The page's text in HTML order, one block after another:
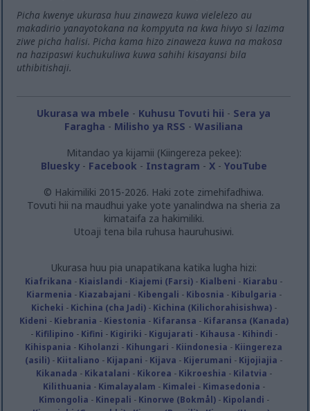
Picha kwenye ukurasa huu zinaweza kuwa vielelezo au
makadirio yanayotokana na kompyuta na kwa hivyo si lazima
ziwe picha halisi. Picha kama hizo zinaweza kuwa na makosa
na hazipaswi kuchukuliwa kuwa sahihi kisayansi bila
uthibitishaji.
Ukurasa wa mbele - Kuhusu Tovuti hii - Sera ya
Faragha - Milisho ya RSS -Wasiliana
Mitandao ya kijamii (Kiingereza pekee):
Bluesky- Facebook - Instagram - X- YouTube
© Hakimiliki 2015-2026. Haki zote zimehifadhiwa.
Tovuti hii na maudhui yake yote yanalindwa na sheria za
kimataifa za hakimiliki.
Utoaji tena bila ruhusa hauruhusiwi.
Ukurasa huu pia unapatikana katika lugha hizi:
Kiafrikana - Kiaislandi - Kiajemi (Farsi) - Kialbeni - Kiarabu -
Kiarmenia - Kiazabajani - Kibengali - Kibosnia - Kibulgaria -
Kicheki - Kichina (cha Jadi)- Kichina (Kilichorahisishwa)-
Kideni - Kiebrania - Kiestonia - Kifaransa - Kifaransa (Kanada)
- Kifilipino - Kifini - Kigiriki - Kigujarati - Kihausa - Kihindi -
Kihispania - Kiholanzi - Kihungari - Kiindonesia - Kiingereza
(asili) - Kiitaliano - Kijapani - Kijava - Kijerumani - Kijojiajia -
Kikanada - Kikatalani - Kikorea - Kikroeshia - Kilatvia -
Kilithuania - Kimalayalam - Kimalei - Kimasedonia -
Kimongolia - Kinepali - Kinorwe (Bokmål)- Kipolandi -